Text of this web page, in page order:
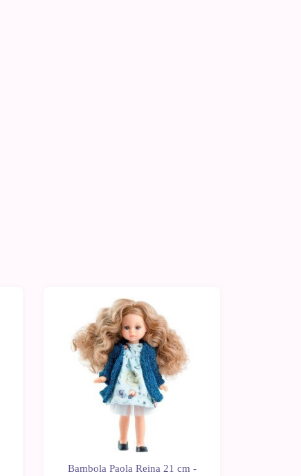
Bambola Paola Reina 21 cm -